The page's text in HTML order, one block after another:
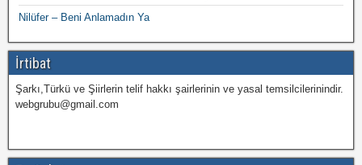
Nilüfer – Beni Anlamadın Ya
İrtibat
Şarkı,Türkü ve Şiirlerin telif hakkı şairlerinin ve yasal temsilcilerinindir.
webgrubu@gmail.com